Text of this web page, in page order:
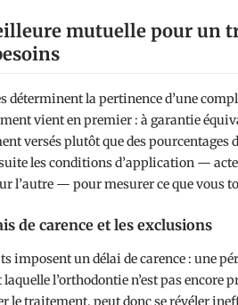
mutuelle pour un
déterminent la pertinence d’une
vient en premier : à garantie
versés plutôt que des pourcentages
les conditions d’application —
l’autre — pour mesurer ce que vous
de carence et les exclusions
imposent un délai de carence : une
l’orthodontie n’est pas encore
le traitement, peut donc se révéler